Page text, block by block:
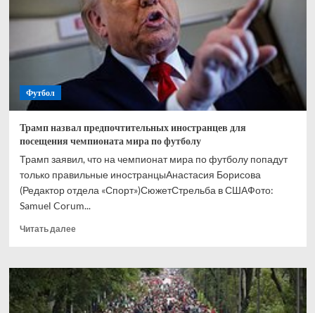
из-
за
матча
сборной
ЧМ-2026
Футбол
Трамп назвал предпочтительных иностранцев для
посещения чемпионата мира по футболу
Трамп заявил, что на чемпионат мира по футболу попадут
только правильные иностранцыАнастасия Борисова
(Редактор отдела «Спорт»)СюжетСтрельба в СШАФото:
Samuel Corum...
Читать далееПрочитать
Трамп
назвал
предпочтительных
иностранцев